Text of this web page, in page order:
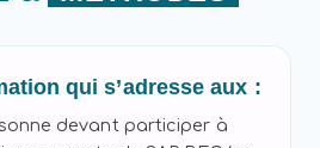
qui s’adresse aux :
devant participer à